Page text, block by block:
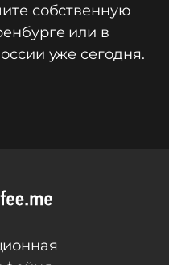
собственную
или в
уже сегодня.